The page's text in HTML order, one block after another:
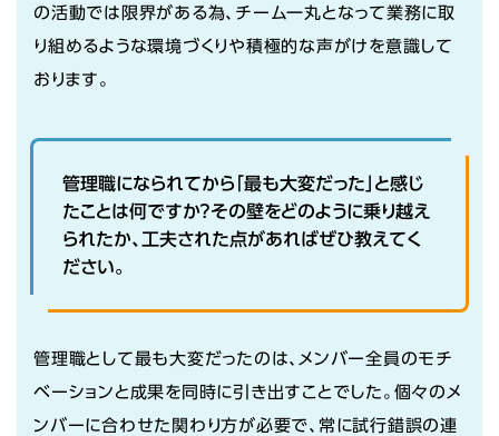
の活動では限界がある為、チーム一丸となって業務に取
り組めるような環境づくりや積極的な声がけを意識して
おります。
管理職になられてから「最も大変だった」と感じ
たことは何ですか？その壁をどのように乗り越え
られたか、工夫された点があればぜひ教えてく
ださい。
管理職として最も大変だったのは、メンバー全員のモチ
ベーションと成果を同時に引き出すことでした。個々のメ
ンバーに合わせた関わり方が必要で、常に試行錯誤の連